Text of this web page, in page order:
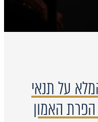
על תנאי
האמון